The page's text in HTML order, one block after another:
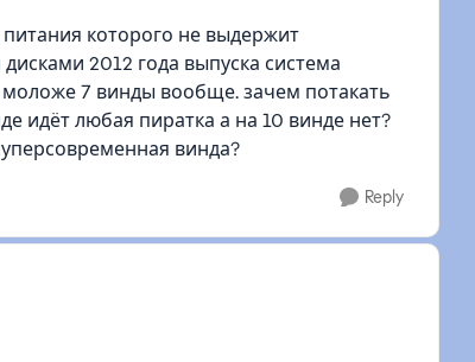
которого не выдержит
2012 года выпуска система
7 винды вообще. зачем потакать
идёт любая пиратка а на 10 винде нет?
винда?
Reply